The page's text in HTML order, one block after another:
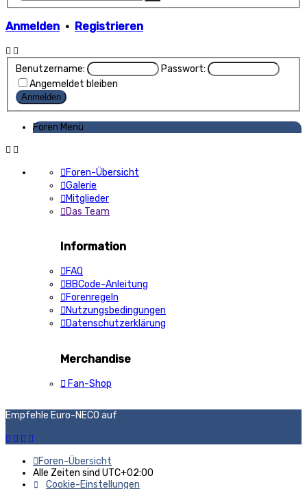
Anmelden • Registrieren
Benutzername:
Passwort:
Angemeldet bleiben
Foren Menü
Foren-Übersicht
Galerie
Mitglieder
Das Team
Information
FAQ
BBCode-Anleitung
Forenregeln
Nutzungsbedingungen
Datenschutzerklärung
Merchandise
Fan-Shop
Empfehle Euro-NECO auf
Foren-Übersicht
Alle Zeiten sind UTC+02:00
Cookie-Einstellungen